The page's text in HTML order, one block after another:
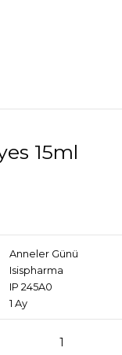
15ml
Anneler Günü
Isispharma
IP 245A0
1 Ay